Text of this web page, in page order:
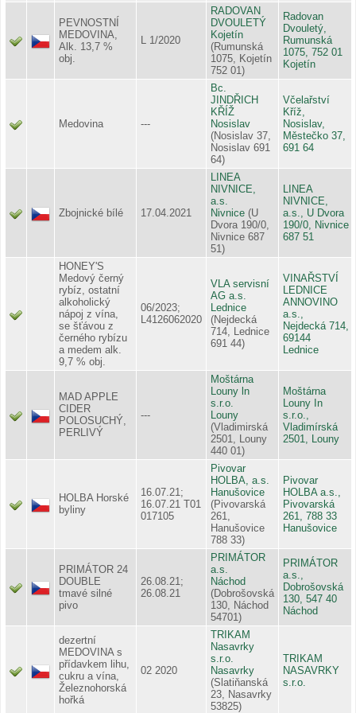
PEVNOSTNÍ
MEDOVINA,
Alk. 13,7 %
obj.
L 1/2020
RADOVAN
DVOULETÝ
Kojetín
(Rumunská
1075, Kojetín
752 01)
Radovan
Dvouletý,
Rumunská
1075, 752 01
Kojetín
Medovina ---
Bc.
JINDŘICH
KŘÍŽ
Nosislav
(Nosislav 37,
Nosislav 691
64)
Včelařství
Kříž,
Nosislav,
Městečko 37,
691 64
Zbojnické bílé 17.04.2021
LINEA
NIVNICE,
a.s.
Nivnice (U
Dvora 190/0,
Nivnice 687
51)
LINEA
NIVNICE,
a.s., U Dvora
190/0, Nivnice
687 51
HONEY'S
Medový černý
rybíz, ostatní
alkoholický
nápoj z vína,
se šťávou z
černého rybízu
a medem alk.
9,7 % obj.
06/2023;
L4126062020
VLA servisní
AG a.s.
Lednice
(Nejdecká
714, Lednice
691 44)
VINAŘSTVÍ
LEDNICE
ANNOVINO
a.s.,
Nejdecká 714,
69144
Lednice
MAD APPLE
CIDER
POLOSUCHÝ,
PERLIVÝ
---
Moštárna
Louny ln
s.r.o.
Louny
(Vladimirská
2501, Louny
440 01)
Moštárna
Louny In
s.r.o.,
Vladimírská
2501, Louny
HOLBA Horské
byliny
16.07.21;
16.07.21 T01
017105
Pivovar
HOLBA, a.s.
Hanušovice
(Pivovarská
261,
Hanušovice
788 33)
Pivovar
HOLBA a.s.,
Pivovarská
261, 788 33
Hanušovice
PRIMÁTOR 24
DOUBLE
tmavé silné
pivo
26.08.21;
26.08.21
PRIMÁTOR
a.s.
Náchod
(Dobrošovská
130, Náchod
54701)
PRIMÁTOR
a.s.,
Dobrošovská
130, 547 40
Náchod
dezertní
MEDOVINA s
přídavkem lihu,
cukru a vína,
Železnohorská
hořká
02 2020
TRIKAM
Nasavrky
s.r.o.
Nasavrky
(Slatiňanská
23, Nasavrky
53825)
TRIKAM
NASAVRKY
s.r.o.